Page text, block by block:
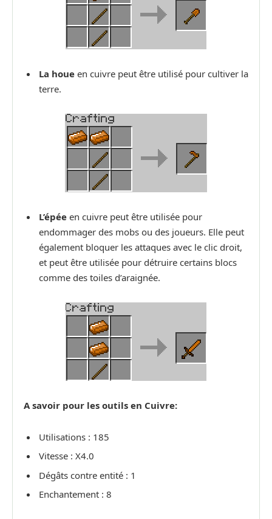
La houe en cuivre peut être utilisé pour cultiver la
terre.
L’épée en cuivre peut être utilisée pour
endommager des mobs ou des joueurs. Elle peut
également bloquer les attaques avec le clic droit,
et peut être utilisée pour détruire certains blocs
comme des toiles d’araignée.
A savoir pour les outils en Cuivre:
Utilisations : 185
Vitesse : X4.0
Dégâts contre entité : 1
Enchantement : 8